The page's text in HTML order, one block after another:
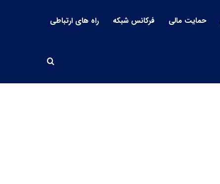
حمایت مالی فرکانس شبکه راه های ارتباطی
جستجو